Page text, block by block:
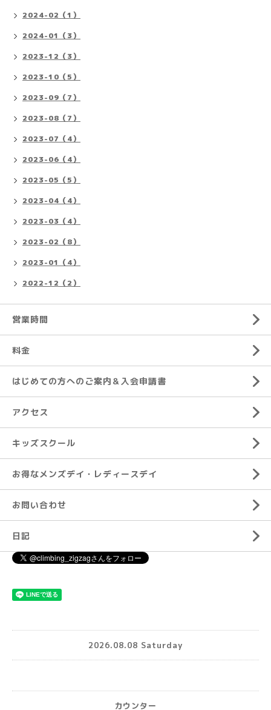
2024-02（1）
2024-01（3）
2023-12（3）
2023-10（5）
2023-09（7）
2023-08（7）
2023-07（4）
2023-06（4）
2023-05（5）
2023-04（4）
2023-03（4）
2023-02（8）
2023-01（4）
2022-12（2）
営業時間
料金
はじめての方へのご案内＆入会申請書
アクセス
キッズスクール
お得なメンズデイ・レディースデイ
お問い合わせ
日記
2026.08.08 Saturday
カウンター